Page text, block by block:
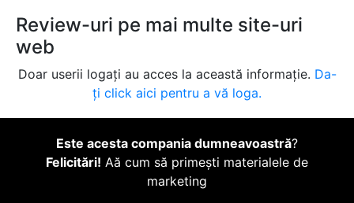
Review-uri pe mai multe site-uri
web
Doar userii logați au acces la această informație. Da-
ți click aici pentru a vă loga.
Este acesta compania dumneavoastră?
Felicitări! Aă cum să primești materialele de
marketing